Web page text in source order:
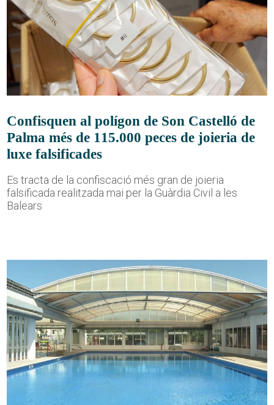
Confisquen al polígon de Son Castelló de
Palma més de 115.000 peces de joieria de
luxe falsificades
Es tracta de la confiscació més gran de joieria
falsificada realitzada mai per la Guàrdia Civil a les
Balears